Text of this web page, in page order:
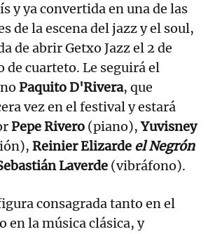
y ya convertida en una de las
de la escena del jazz y el soul,
de abrir Getxo Jazz el 2 de
cuarteto. Le seguirá el
Paquito D'Rivera, que
vez en el festival y estará
Pepe Rivero (piano),Yuvisney
Reinier Elizarde el Negrón
Laverde (vibráfono).
consagrada tanto en el
en la música clásica, y